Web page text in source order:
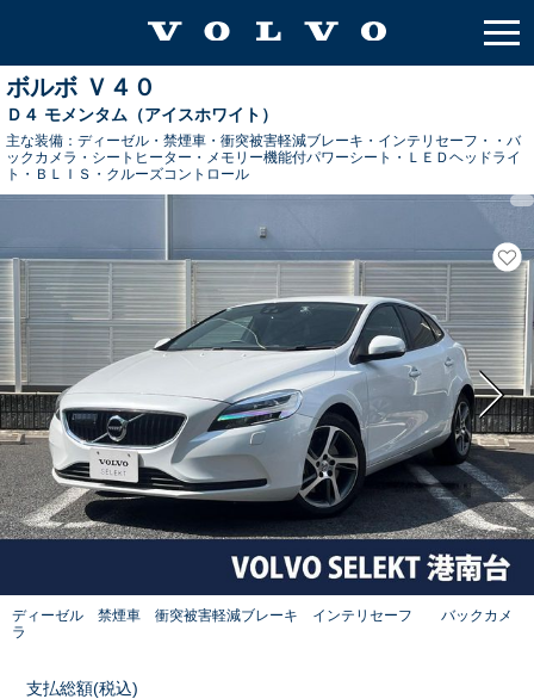
ボルボ Ｖ４０
Ｄ４ モメンタム（アイスホワイト）
主な装備： ディーゼル・禁煙車・衝突被害軽減ブレーキ・インテリセーフ・・バ
ックカメラ・シートヒーター・メモリー機能付パワーシート・ＬＥＤヘッドライ
ト・ＢＬＩＳ・クルーズコントロール
ディーゼル 禁煙車 衝突被害軽減ブレーキ インテリセーフ バックカメ
ラ
支払総額(税込)